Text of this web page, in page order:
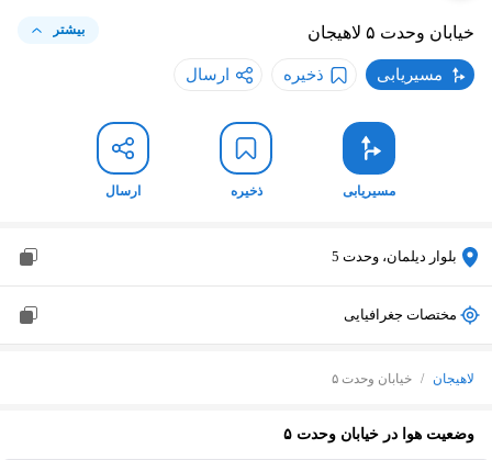
خیابان وحدت ۵ لاهیجان بیشتر
مسیریابی ذخیره ارسال
مسیریابی ذخیره ارسال
بلوار دیلمان، وحدت 5
مختصات جغرافیایی
لاهیجان / خیابان وحدت ۵
وضعیت هوا در خیابان وحدت ۵